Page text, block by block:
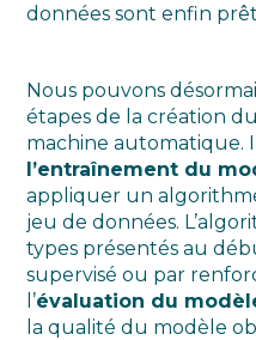
données sont enfin
Nous pouvons
étapes de la création
machine automatique.
l’entraînement du
appliquer un
jeu de données.
types présentés au
supervisé ou par
l’évaluation du
la qualité du modèle